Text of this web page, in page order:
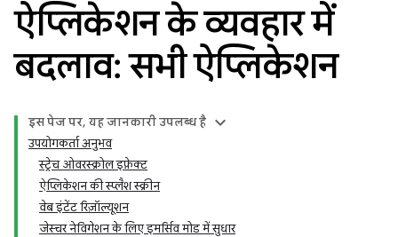
ऐप्लिकेशन के व्यवहार में
बदलाव: सभी ऐप्लिकेशन
इस पेज पर, यह जानकारी उपलब्ध है
उपयोगकर्ता अनुभव
स्ट्रेच ओवरस्क्रोल इफ़ेक्ट
ऐप्लिकेशन की स्प्लैश स्क्रीन
वेब इंटेंट रिज़ॉल्यूशन
जेस्चर नेविगेशन के लिए इमर्सिव मोड में सुधार